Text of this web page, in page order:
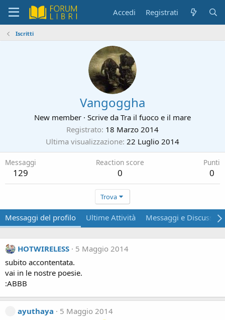
Accedi Registrati
Iscritti
Vangoggha
New member · Scrive da Tra il fuoco e il mare
Registrato 18 Marzo 2014
Ultima visualizzazione 22 Luglio 2014
Messaggi
129
Reaction score
0
Punti
0
Trova
Messaggi del profilo Ultime Attività Messaggi e
HOTWIRELESS
5 Maggio 2014
subito accontentata.
vai in le nostre poesie.
:ABBB
ayuthaya
5 Maggio 2014